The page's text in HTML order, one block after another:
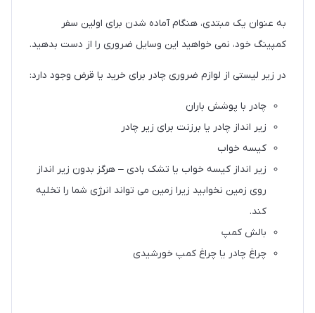
به عنوان یک مبتدی، هنگام آماده شدن برای اولین سفر
کمپینگ خود، نمی خواهید این وسایل ضروری را از دست بدهید.
در زیر لیستی از لوازم ضروری چادر برای خرید یا قرض وجود دارد:
چادر با پوشش باران
زیر انداز چادر یا برزنت برای زیر چادر
کیسه خواب
زیر انداز کیسه خواب یا تشک بادی – هرگز بدون زیر انداز
روی زمین نخوابید زیرا زمین می تواند انرژی شما را تخلیه
کند.
بالش کمپ
چراغ چادر یا چراغ کمپ خورشیدی